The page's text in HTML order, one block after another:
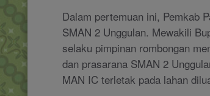
Dalam pertemuan ini, Pemkab
SMAN 2 Unggulan. Mewakili
selaku pimpinan rombongan
dan prasarana SMAN 2
MAN IC terletak pada lahan